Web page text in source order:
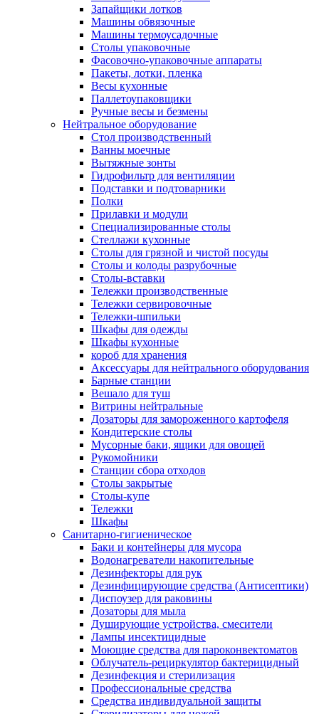
Запайщики лотков
Машины обвязочные
Машины термоусадочные
Столы упаковочные
Фасовочно-упаковочные аппараты
Пакеты, лотки, пленка
Весы кухонные
Паллетоупаковщики
Ручные весы и безмены
Нейтральное оборудование
Cтол производственный
Ванны моечные
Вытяжные зонты
Гидрофильтр для вентиляции
Подставки и подтоварники
Полки
Прилавки и модули
Специализированные столы
Стеллажи кухонные
Столы для грязной и чистой посуды
Столы и колоды разрубочные
Столы-вставки
Тележки производственные
Тележки сервировочные
Тележки-шпильки
Шкафы для одежды
Шкафы кухонные
короб для хранения
Аксессуары для нейтрального оборудования
Барные станции
Вешало для туш
Витрины нейтральные
Дозаторы для замороженного картофеля
Кондитерские столы
Мусорные баки, ящики для овощей
Рукомойники
Станции сбора отходов
Столы закрытые
Столы-купе
Тележки
Шкафы
Санитарно-гигиеническое
Баки и контейнеры для мусора
Водонагреватели накопительные
Дезинфекторы для рук
Дезинфицирующие средства (Антисептики)
Диспоузер для раковины
Дозаторы для мыла
Душирующие устройства, смесители
Лампы инсектицидные
Моющие средства для пароконвектоматов
Облучатель-рециркулятор бактерицидный
Дезинфекция и стерилизация
Профессиональные средства
Средства индивидуальной защиты